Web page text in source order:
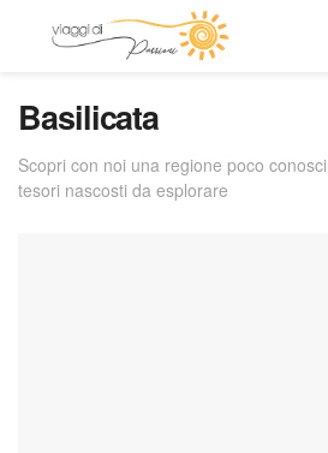
Basilicata
Scopri con noi una regione poco
tesori nascosti da esplorare